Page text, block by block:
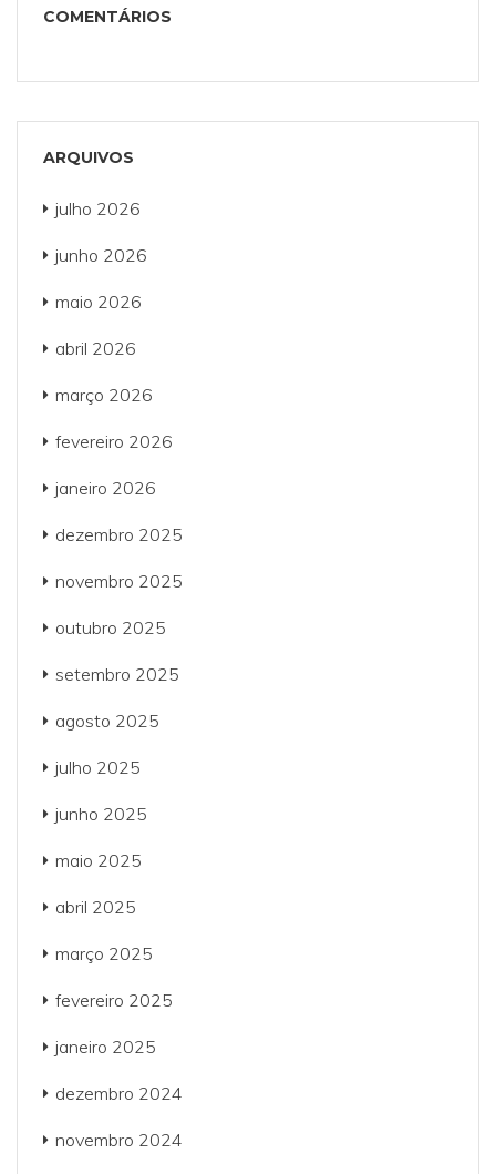
COMENTÁRIOS
ARQUIVOS
julho 2026
junho 2026
maio 2026
abril 2026
março 2026
fevereiro 2026
janeiro 2026
dezembro 2025
novembro 2025
outubro 2025
setembro 2025
agosto 2025
julho 2025
junho 2025
maio 2025
abril 2025
março 2025
fevereiro 2025
janeiro 2025
dezembro 2024
novembro 2024